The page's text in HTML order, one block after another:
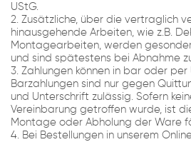
UStG.
2. Zusätzliche, über die vertraglich
hinausgehende Arbeiten, wie z.B.
Montagearbeiten, werden
und sind spätestens bei Abnahme
3. Zahlungen können in bar oder
Barzahlungen sind nur gegen
und Unterschrift zulässig. Sofern
Vereinbarung getroffen wurde, ist
Montage oder Abholung der Ware
4. Bei Bestellungen in unserem